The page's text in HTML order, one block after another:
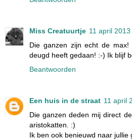
Miss Creatuurtje 11 april
Die ganzen zijn echt de
deugd heeft gedaan! :-) Ik blijf
Beantwoorden
Een huis in de straat 11 april
Die ganzen deden mij direct
aristokatten. :)
Ik ben ook benieuwd naar jullie